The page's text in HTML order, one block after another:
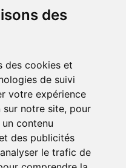
des
des cookies et
de suivi
votre expérience
notre site, pour
contenu
des publicités
le trafic de